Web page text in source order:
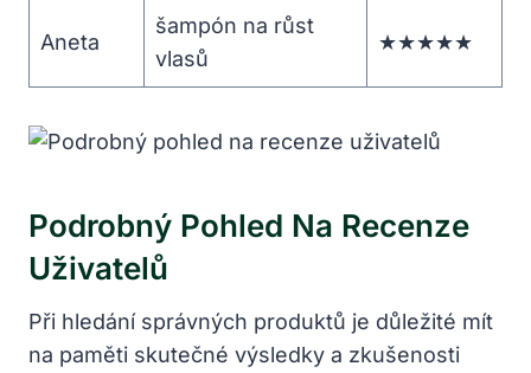
Aneta
šampón na růst
vlasů
★★★★★
Podrobný Pohled Na Recenze
Uživatelů
Při hledání správných produktů je důležité mít
na paměti skutečné výsledky a zkušenosti